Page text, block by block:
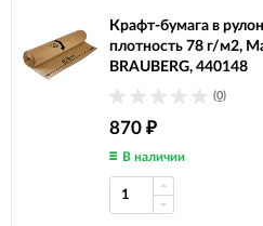
Крафт-бумага в
плотность 78 г/м2,
BRAUBERG, 440148
(0)
870 ₽
В наличии